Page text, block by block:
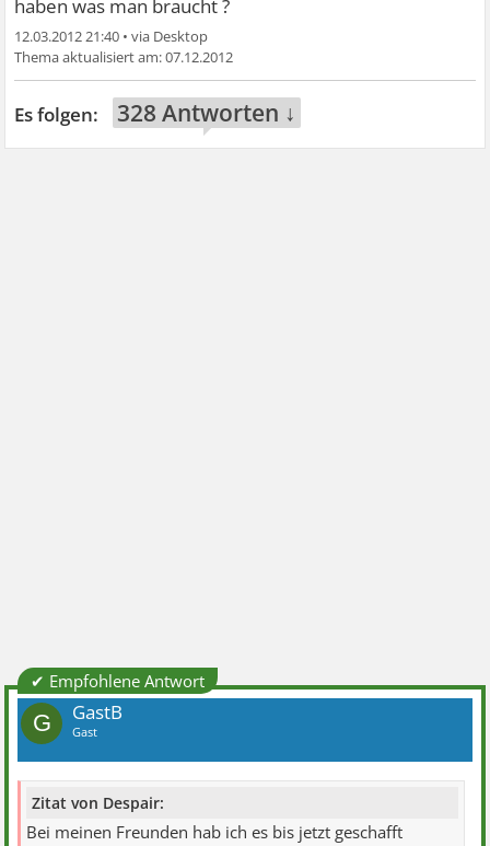
haben was man braucht ?
12.03.2012 21:40 •
07.12.2012
328 Antworten ↓
✔ Empfohlene Antwort
G GastB
Gast
Zitat von Despair:
Bei meinen Freunden hab ich es bis jetzt geschafft